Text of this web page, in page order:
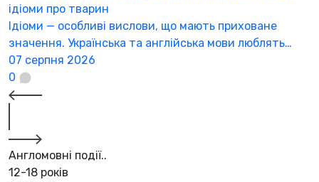
ідіоми про тварин
Ідіоми — особливі вислови, що мають приховане
значення. Українська та англійська мови люблять…
07 серпня 2026
0
Англомовні події..
12-18 років